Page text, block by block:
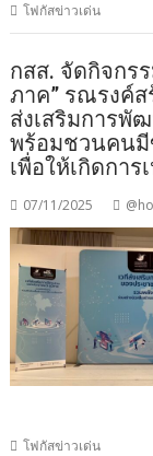
โฟกัสข่าวเด่น
กสส. จัดกิจกร
ภาค” รณรงค์ส
ส่งเสริมการพั
พร้อมชวนคนมี
เพื่อให้เกิดกา
07/11/2025
โฟกัสข่าวเด่น